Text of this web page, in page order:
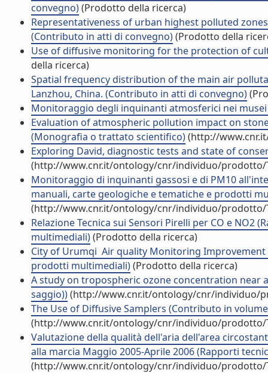
convegno)(Prodotto della ricerca)
Representativeness of urban highest polluted
(Contributo in atti di convegno)(Prodotto della
Use of diffusive monitoring for the protection of
della ricerca)
Spatial frequency distribution of the main air
Lanzhou, China. (Contributo in atti di convegno)
Monitoraggio degli inquinanti atmosferici nei
Evaluation of atmospheric pollution impact on
(Monografia o trattato scientifico)(http://
Exploring David, diagnostic tests and state of
(http://www.cnr.it/ontology/cnr/individuo/prodotto/
Monitoraggio di inquinanti gassosi e di PM10
manuali, carte geologiche e tematiche e prodotti
(http://www.cnr.it/ontology/cnr/individuo/prodotto/
Relazione Tecnica sui Sensori Pirelli per CO e
multimediali)(Prodotto della ricerca)
City of Urumqi  Air quality Monitoring
prodotti multimediali)(Prodotto della ricerca)
A study on tropospheric ozone concentration near
saggio))(http://www.cnr.it/ontology/cnr/individuo/
The Use of Diffusive Samplers (Contributo in
(http://www.cnr.it/ontology/cnr/individuo/prodotto/
Valutazione della qualità dell'aria dell'area
alla marcia Maggio 2005-Aprile 2006 (Rapporti
(http://www.cnr.it/ontology/cnr/individuo/prodotto/